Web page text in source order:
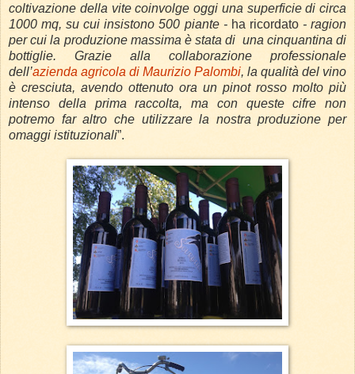
coltivazione della vite coinvolge oggi una superficie di circa
1000 mq, su cui insistono 500 piante - ha ricordato - ragion
per cui la produzione massima è stata di una cinquantina di
bottiglie. Grazie alla collaborazione professionale
dell’azienda agricola di Maurizio Palombi, la qualità del vino
è cresciuta, avendo ottenuto ora un pinot rosso molto più
intenso della prima raccolta, ma con queste cifre non
potremo far altro che utilizzare la nostra produzione per
omaggi istituzionali”.